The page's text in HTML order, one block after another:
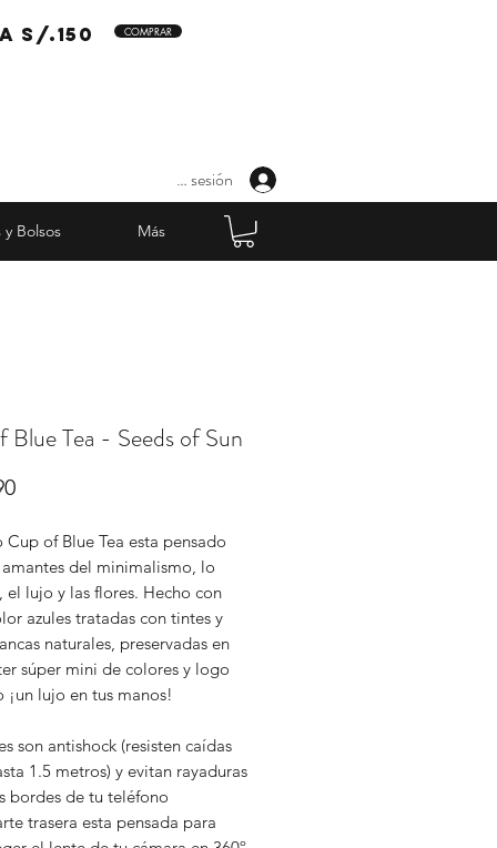
s/.150 COMPRAR
Iniciar sesión
y Bolsos Más
Blue Tea - Seeds of Sun
Precio
Cup of Blue Tea esta pensado
amantes del minimalismo, lo
el lujo y las flores. Hecho con
azules tratadas con tintes y
naturales, preservadas en
súper mini de colores y logo
¡un lujo en tus manos!
son antishock (resisten caídas
1.5 metros) y evitan rayaduras
bordes de tu teléfono
trasera esta pensada para